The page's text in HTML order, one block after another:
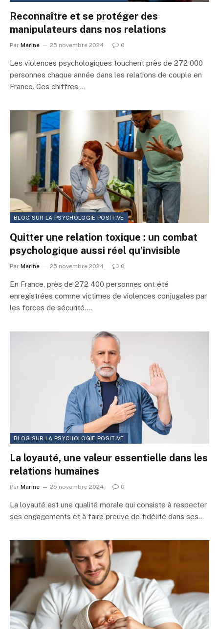
Reconnaître et se protéger des
manipulateurs dans nos relations
Par Marine 25 novembre 2024 0
Les violences psychologiques touchent près de 272 000
personnes chaque année dans les relations de couple en
France. Ces chiffres,…
BLOG SUR LA PSYCHOLOGIE POSITIVE
Quitter une relation toxique : un combat
psychologique aussi réel qu’invisible
Par Marine 25 novembre 2024 0
En France, près de 272 400 personnes ont été
enregistrées comme victimes de violences conjugales par
les forces de sécurité.…
BLOG SUR LA PSYCHOLOGIE POSITIVE
La loyauté, une valeur essentielle dans les
relations humaines
Par Marine 25 novembre 2024 0
La loyauté est une qualité morale qui consiste à respecter
ses engagements et à faire preuve de fidélité dans ses…